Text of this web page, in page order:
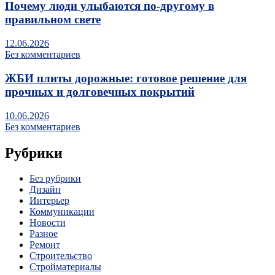
Почему люди улыбаются по‑другому в
правильном свете
12.06.2026
Без комментариев
ЖБИ плиты дорожные: готовое решение для
прочных и долговечных покрытий
10.06.2026
Без комментариев
Рубрики
Без рубрики
Дизайн
Интерьер
Коммуникации
Новости
Разное
Ремонт
Строительство
Стройматериалы